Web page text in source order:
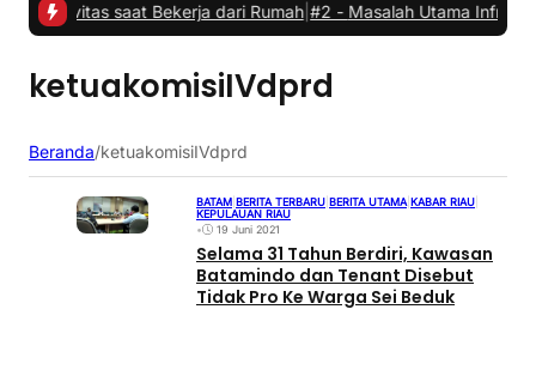
saat Bekerja dari Rumah |#2 -Masalah Utama Infrastruktur
ketuakomisiIVdprd
Beranda/ketuakomisiIVdprd
BATAM BERITA TERBARU BERITA UTAMA KABAR RIAU
KEPULAUAN RIAU
•
19 Juni 2021
Selama 31 Tahun Berdiri, Kawasan
Batamindo dan Tenant Disebut
Tidak Pro Ke Warga Sei Beduk